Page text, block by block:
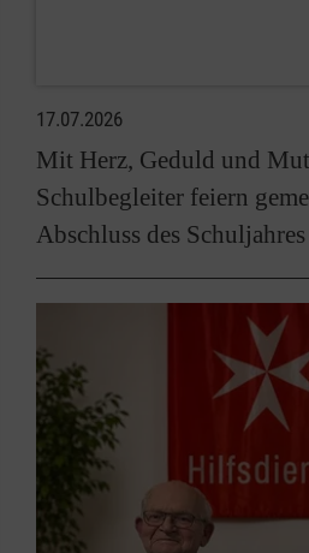
17.07.2026
Mit Herz, Geduld und
Schulbegleiter feiern
Abschluss des Schuljahres